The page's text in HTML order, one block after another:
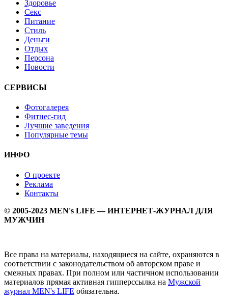
Здоровье
Секс
Питание
Стиль
Деньги
Отдых
Персона
Новости
СЕРВИСЫ
Фотогалерея
Фитнес-гид
Лучшие заведения
Популярные темы
ИНФО
О проекте
Реклама
Контакты
© 2005-2023 MEN's LIFE — ИНТЕРНЕТ-ЖУРНАЛ ДЛЯ
МУЖЧИН
Все права на материалы, находящиеся на сайте, охраняются в
соответствии с законодательством об авторском праве и
смежных правах. При полном или частичном использовании
материалов прямая активная гипперссылка на Мужской
журнал MEN's LIFE обязательна.